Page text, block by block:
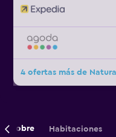
Sobre Habitaciones